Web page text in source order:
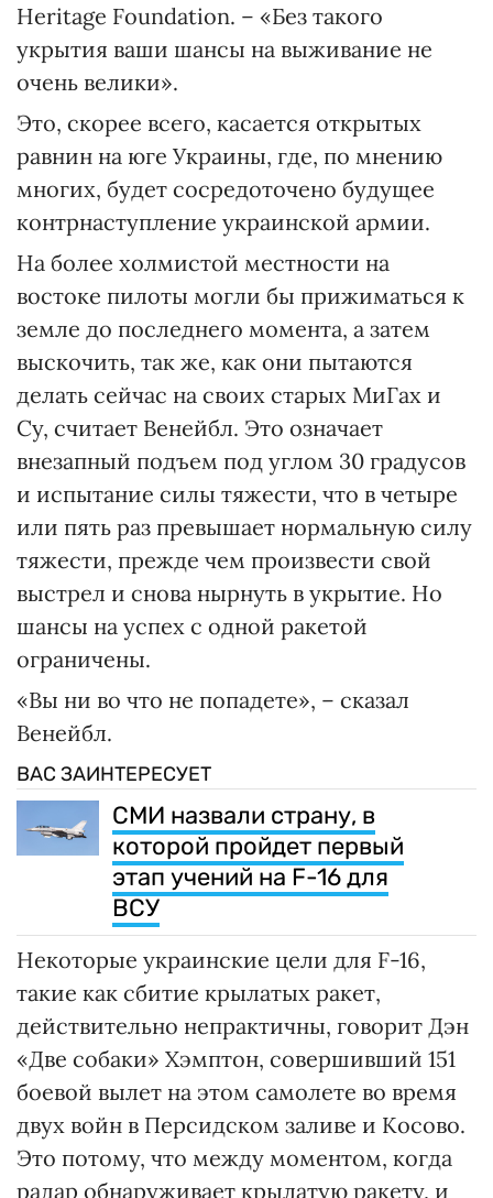
Heritage Foundation. – «Без такого
укрытия ваши шансы на выживание не
очень велики».
Это, скорее всего, касается открытых
равнин на юге Украины, где, по мнению
многих, будет сосредоточено будущее
контрнаступление украинской армии.
На более холмистой местности на
востоке пилоты могли бы прижиматься к
земле до последнего момента, а затем
выскочить, так же, как они пытаются
делать сейчас на своих старых МиГах и
Су, считает Венейбл. Это означает
внезапный подъем под углом 30 градусов
и испытание силы тяжести, что в четыре
или пять раз превышает нормальную силу
тяжести, прежде чем произвести свой
выстрел и снова нырнуть в укрытие. Но
шансы на успех с одной ракетой
ограничены.
«Вы ни во что не попадете», – сказал
Венейбл.
ВАС ЗАИНТЕРЕСУЕТ
СМИ назвали страну, в
которой пройдет первый
этап учений на F-16 для
ВСУ
Некоторые украинские цели для F-16,
такие как сбитие крылатых ракет,
действительно непрактичны, говорит Дэн
«Две собаки» Хэмптон, совершивший 151
боевой вылет на этом самолете во время
двух войн в Персидском заливе и Косово.
Это потому, что между моментом, когда
радар обнаруживает крылатую ракету, и